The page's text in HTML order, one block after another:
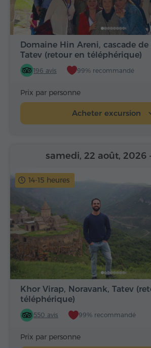
Domaine Hin Areni, cascade de
Tatev (retour en téléphérique)
196 avis 99% recommandé
Prix par personne
Acheter excursion
14-15 heures
Khor Virap, Noravank, Tatev
téléphérique)
550 avis 99% recommandé
samedi, 22 août, 2026
Prix par personne